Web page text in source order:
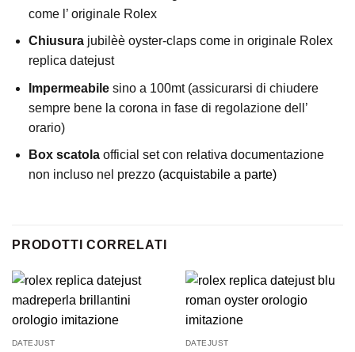
come l’ originale Rolex
Chiusurajubilèè oyster-claps come in originale Rolex
replica datejust
Impermeabilesino a 100mt (assicurarsi di chiudere
sempre bene la corona in fase di regolazione dell’
orario)
Box scatolaofficial set con relativa documentazione
non incluso nel prezzo (acquistabile a parte)
PRODOTTI CORRELATI
DATEJUST DATEJUST